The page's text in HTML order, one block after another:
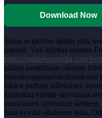
Download Now
Sinun ei tarvitse ladata yhtä
nopeaa. Voit käyttää uusinta
https://onlinekasinolla.com/
pääset nauttimaan oikeista
horoskooppimahdollisuuksien
lukien parhaat talletukset,
kannattaa välttää
varovainen sijoitusten
liian hyviltä ollakseen totta.